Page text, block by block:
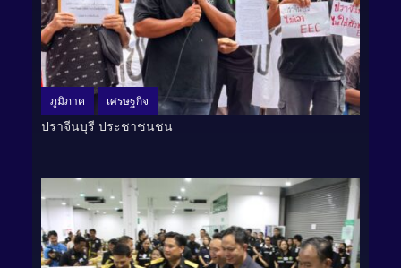
ภูมิภาค เศรษฐกิจ
ปราจีนบุรี ประชาชนชน